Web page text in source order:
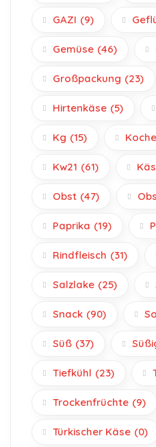
GAZI (9)
Gemüse (46)
Großpackung (23)
Hirtenkäse (5)
Kg (15)
Kw21 (61)
Obst (47)
Paprika (19)
Rindfleisch (31)
Salzlake (25)
Snack (90)
Süß (37)
Tiefkühl (23)
Trockenfrüchte (9)
Türkischer Käse (0)